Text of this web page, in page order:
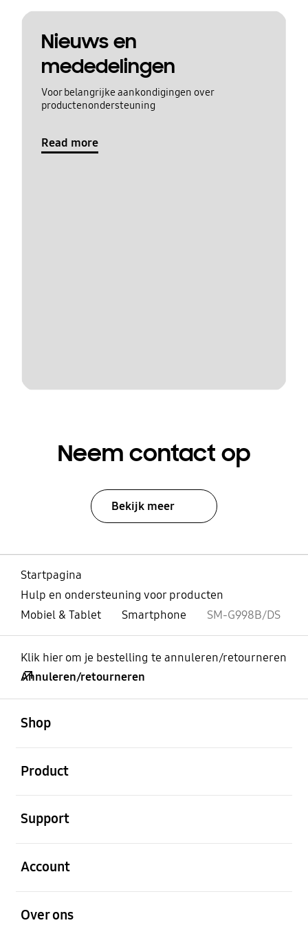
Nieuws en
mededelingen
Voor belangrijke aankondigingen over
productenondersteuning
Read more
Neem contact op
Bekijk meer
Startpagina
Hulp en ondersteuning voor producten
Mobiel & Tablet
Smartphone SM-G998B/DS
Klik hier om je bestelling te annuleren/retourneren
Annuleren/retourneren
Shop
Product
Support
Account
Over ons